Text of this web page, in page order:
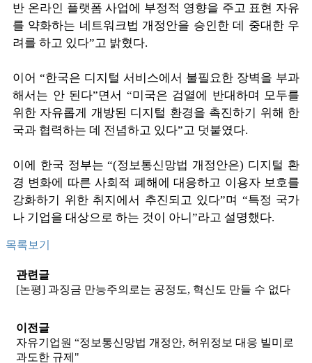
반 온라인 플랫폼 사업에 부정적 영향을 주고 표현 자유
를 약화하는 네트워크법 개정안을 승인한 데 중대한 우
려를 하고 있다”고 밝혔다.
이어 “한국은 디지털 서비스에서 불필요한 장벽을 부과
해서는 안 된다”면서 “미국은 검열에 반대하며 모두를
위한 자유롭게 개방된 디지털 환경을 촉진하기 위해 한
국과 협력하는 데 전념하고 있다”고 덧붙였다.
이에 한국 정부는 “(정보통신망법 개정안은) 디지털 환
경 변화에 따른 사회적 폐해에 대응하고 이용자 보호를
강화하기 위한 취지에서 추진되고 있다”며 “특정 국가
나 기업을 대상으로 하는 것이 아니”라고 설명했다.
목록보기
관련글
[논평] 과징금 만능주의로는 공정도, 혁신도 만들 수 없다
이전글
자유기업원 “정보통신망법 개정안, 허위정보 대응 빌미로
과도한 규제"